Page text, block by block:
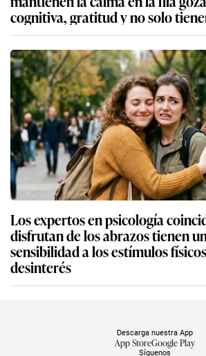
cognitiva, gratitud y no solo
Los expertos en psicología
disfrutan de los abrazos tienen
sensibilidad a los estímulos
desinterés
Síguenos
Descarga nuestra App
App StoreGoogle Play